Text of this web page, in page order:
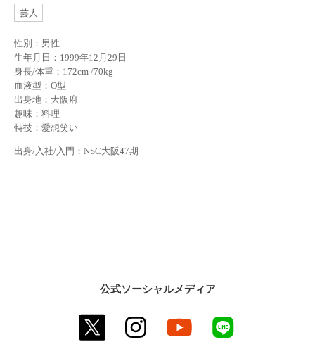
芸人
性別：男性
生年月日：1999年12月29日
身長/体重：172cm /70kg
血液型：O型
出身地：大阪府
趣味：料理
特技：愛想笑い
出身/入社/入門：NSC大阪47期
公式ソーシャルメディア
twitter instagram youtube